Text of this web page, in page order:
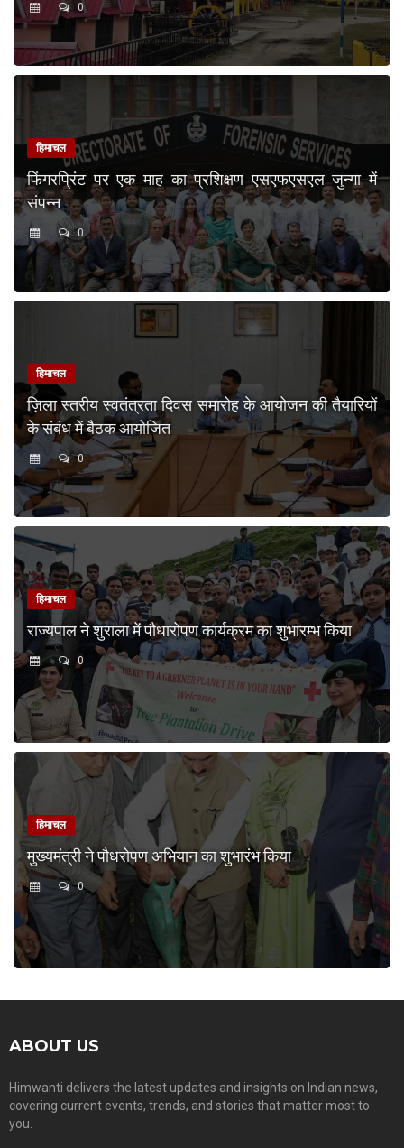
0
हिमाचल
फिंगरप्रिंट पर एक माह का प्रशिक्षण एसएफएसएल जुन्गा में
संपन्न
0
हिमाचल
ज़िला स्तरीय स्वतंत्रता दिवस समारोह के आयोजन की तैयारियों
के संबंध में बैठक आयोजित
0
हिमाचल
राज्यपाल ने शुराला में पौधारोपण कार्यक्रम का शुभारम्भ किया
0
हिमाचल
मुख्यमंत्री ने पौधरोपण अभियान का शुभारंभ किया
0
ABOUT US
Himwanti delivers the latest updates and insights on Indian news,
covering current events, trends, and stories that matter most to
you.